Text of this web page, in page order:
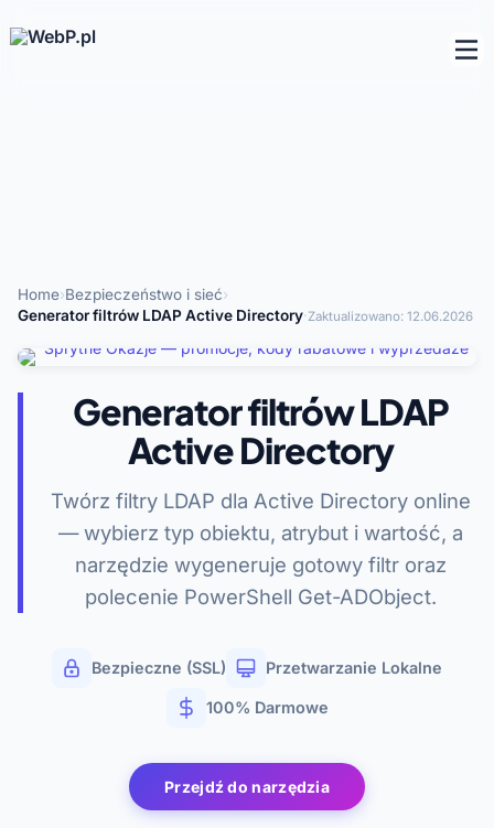
Home›Bezpieczeństwo i sieć›
Generator filtrów LDAP Active Directory·Zaktualizowano: 12.06.2026
Generator filtrów LDAP
Active Directory
Twórz filtry LDAP dla Active Directory online
— wybierz typ obiektu, atrybut i wartość, a
narzędzie wygeneruje gotowy filtr oraz
polecenie PowerShell Get-ADObject.
Bezpieczne (SSL) Przetwarzanie Lokalne
100% Darmowe
Przejdź do narzędzia